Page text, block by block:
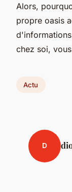
Alors,
propre oasis
chez soi,
Actu
D